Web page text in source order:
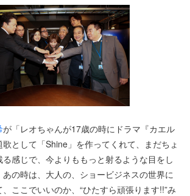
が「レオちゃんが17歳の時にドラマ『カエル
として「Shine」を作ってくれて、まだちょ
感じで、今よりももっと射るような目をし
の時は、大人の、ショービジネスの世界に
ここでいいのか、“ひたすら頑張ります!!”み